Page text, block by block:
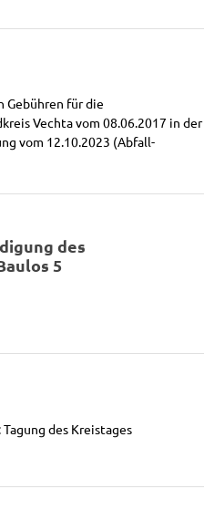
Gebühren für die
Vechta vom 08.06.2017 in der
vom 12.10.2023 (Abfall-
des
5
des Kreistages